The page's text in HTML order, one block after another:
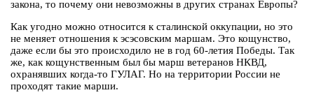
закона, то почему они невозможны в других странах Европы?
Как угодно можно относится к сталинской оккупации, но это
не меняет отношения к эсэсовским маршам. Это кощунство,
даже если бы это происходило не в год 60-летия Победы. Так
же, как кощунственным был бы марш ветеранов НКВД,
охранявших когда-то ГУЛАГ. Но на территории России не
проходят такие марши.